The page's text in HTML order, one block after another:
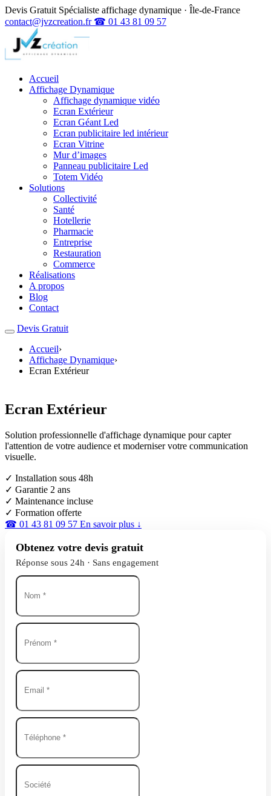
Devis Gratuit Spécialiste affichage dynamique · Île-de-France
contact@jvzcreation.fr ☎ 01 43 81 09 57
Accueil
Affichage Dynamique
Affichage dynamique vidéo
Ecran Extérieur
Ecran Géant Led
Ecran publicitaire led intérieur
Ecran Vitrine
Mur d’images
Panneau publicitaire Led
Totem Vidéo
Solutions
Collectivité
Santé
Hotellerie
Pharmacie
Entreprise
Restauration
Commerce
Réalisations
A propos
Blog
Contact
Devis Gratuit
Accueil›
Affichage Dynamique›
Ecran Extérieur
Ecran Extérieur
Solution professionnelle d'affichage dynamique pour capter
l'attention de votre audience et moderniser votre communication
visuelle.
✓ Installation sous 48h
✓ Garantie 2 ans
✓ Maintenance incluse
✓ Formation offerte
☎ 01 43 81 09 57 En savoir plus ↓
Obtenez votre devis gratuit
Réponse sous 24h · Sans engagement